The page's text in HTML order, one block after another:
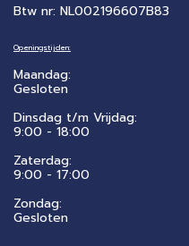
Btw nr: NL002196607B83
Openingstijden:
Maandag:
Gesloten
Dinsdag t/m Vrijdag:
9:00 - 18:00
Zaterdag:
​9:00 - 17:00
Zondag:
Gesloten